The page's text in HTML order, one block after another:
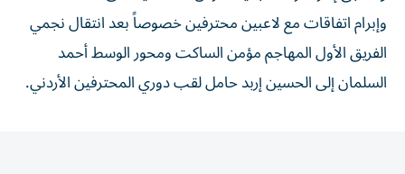
وإبرام اتفاقات مع لاعبين محترفين خصوصاً بعد انتقال نجمي
الفريق الأول المهاجم مؤمن الساكت ومحور الوسط أحمد
السلمان إلى الحسين إربد حامل لقب دوري المحترفين الأردني.